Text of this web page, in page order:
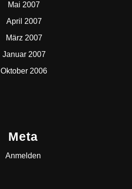
Mai 2007
April 2007
März 2007
Januar 2007
Oktober 2006
Meta
Anmelden